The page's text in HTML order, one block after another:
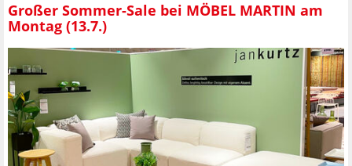
Großer Sommer-Sale bei MÖBEL MARTIN am
Montag (13.7.)